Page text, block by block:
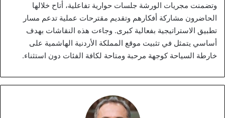
وتضمنت مجريات الورشة جلسات حوارية تفاعلية، أتاح خلالها
الحاضرون مشاركة أفكارهم وتقديم مقترحات عملية تدعم مسار
تطبيق الاستراتيجية بفعالية كبرى. وجاءت هذه النقاشات بهدف
أساسي يتمثل في تثبيت موقع المملكة الأردنية الهاشمية على
خارطة السياحة كوجهة مرحبة ومتاحة لكافة الفئات دون استثناء.